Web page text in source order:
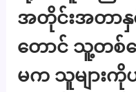
အတိုင်းအတာနှ
တောင် သူ့တ
မက သူများ